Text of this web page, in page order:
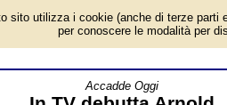
- Almanacco
3 novembre, per la rubrica 'Accadde
pronta, e dal sorriso contagioso, si
Accadde Oggi
sito utilizza i cookie (anche di terze parti
per conoscere le modalità per